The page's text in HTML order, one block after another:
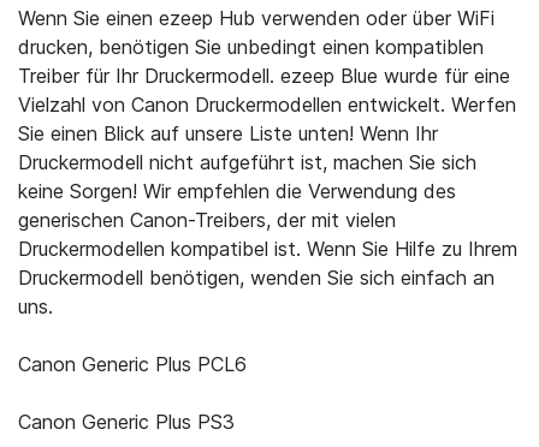
Wenn Sie einen ezeep Hub verwenden oder über WiFi
drucken, benötigen Sie unbedingt einen kompatiblen
Treiber für Ihr Druckermodell. ezeep Blue wurde für eine
Vielzahl von Canon Druckermodellen entwickelt. Werfen
Sie einen Blick auf unsere Liste unten! Wenn Ihr
Druckermodell nicht aufgeführt ist, machen Sie sich
keine Sorgen! Wir empfehlen die Verwendung des
generischen Canon-Treibers, der mit vielen
Druckermodellen kompatibel ist. Wenn Sie Hilfe zu Ihrem
Druckermodell benötigen, wenden Sie sich einfach an
uns.
Canon Generic Plus PCL6
Canon Generic Plus PS3